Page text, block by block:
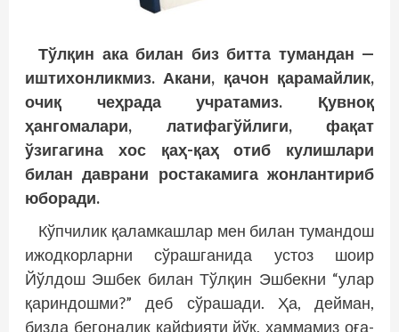
Тўлқин ака билан биз битта тумандан —
иштихонликмиз. Акани, қачон қарамайлик,
очиқ чеҳрада учратамиз. Қувноқ
ҳангомалари, латифагўйлиги, фақат
ўзигагина хос қаҳ-қаҳ отиб кулишлари
билан даврани ростакамига жонлантириб
юборади.
Кўпчилик қаламкашлар мен билан тумандош
ижодкорларни сўрашганида устоз шоир
Йўлдош Эшбек билан Тўлқин Эшбекни “улар
қариндошми?” деб сўрашади. Ҳа, дейман,
бизда бегоналик кайфияти йўқ, ҳаммамиз оға-